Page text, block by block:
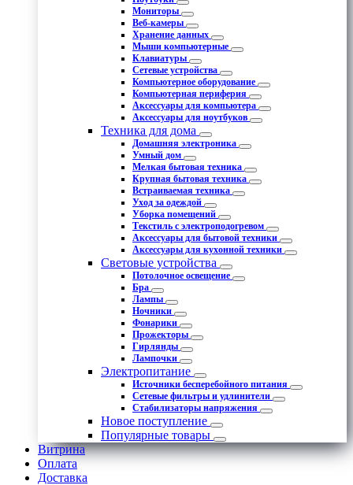
Мониторы
Веб-камеры
Хранение данных
Мыши компьютерные
Клавиатуры
Сетевые устройства
Компьютерное оборудование
Компьютерная периферия
Аксессуары для компьютера
Аксессуары для ноутбуков
Техника для дома
Домашняя электроника
Умный дом
Мелкая бытовая техника
Крупная бытовая техника
Встраиваемая техника
Уход за одеждой
Уборка помещений
Текстиль с электроподогревом
Аксессуары для бытовой техники
Аксессуары для кухонной техники
Световые устройства
Потолочное освещение
Бра
Лампы
Ночники
Фонарики
Прожекторы
Гирлянды
Лампочки
Электропитание
Источники бесперебойного питания
Сетевые фильтры и удлинители
Стабилизаторы напряжения
Новое поступление
Популярные товары
Витрина
Оплата
Доставка